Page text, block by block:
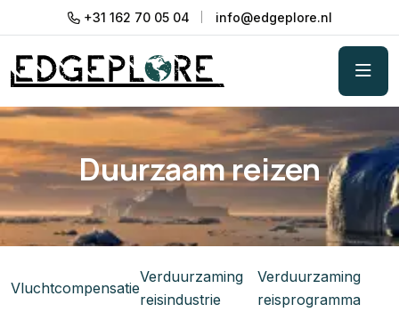
+31 162 70 05 04 info@edgeplore.nl
Duurzaam reizen
Vluchtcompensatie
Verduurzaming
reisindustrie
Verduurzaming
reisprogramma